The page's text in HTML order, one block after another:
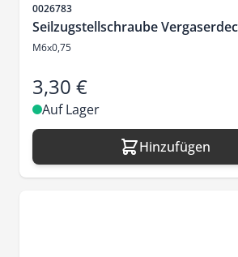
Artikelnr.
0026783
Seilzugstellschraube
M6x0,75
3,30 €
Auf Lager
Hinzufügen